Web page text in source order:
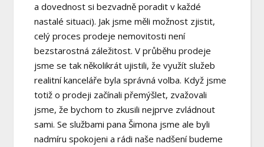
a dovednost si bezvadně poradit v každé
nastalé situaci). Jak jsme měli možnost zjistit,
celý proces prodeje nemovitosti není
bezstarostná záležitost. V průběhu prodeje
jsme se tak několikrát ujistili, že využít služeb
realitní kanceláře byla správná volba. Když jsme
totiž o prodeji začínali přemýšlet, zvažovali
jsme, že bychom to zkusili nejprve zvládnout
sami. Se službami pana Šimona jsme ale byli
nadmíru spokojeni a rádi naše nadšení budeme